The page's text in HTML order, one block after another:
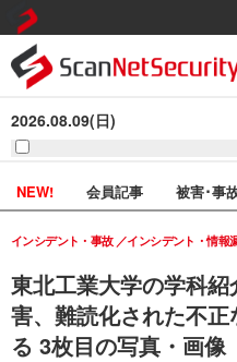
2026.08.09(日)
NEW! 会員記事 被害･事
東北工業大学の学科
害、難読化された不
る 3枚目の写真・画像
インシデント・事故 インシデント・情報